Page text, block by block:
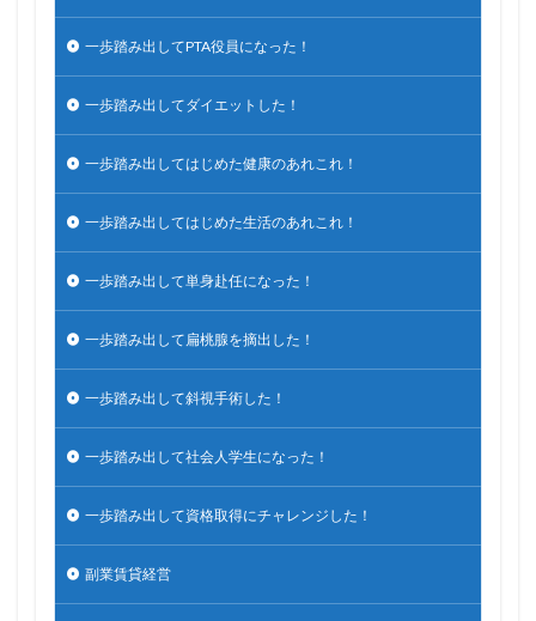
一歩踏み出してPTA役員になった！
一歩踏み出してダイエットした！
一歩踏み出してはじめた健康のあれこれ！
一歩踏み出してはじめた生活のあれこれ！
一歩踏み出して単身赴任になった！
一歩踏み出して扁桃腺を摘出した！
一歩踏み出して斜視手術した！
一歩踏み出して社会人学生になった！
一歩踏み出して資格取得にチャレンジした！
副業賃貸経営